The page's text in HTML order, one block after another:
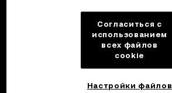
Согласиться с
использованием
всех файлов
cookie
Настройки файлов